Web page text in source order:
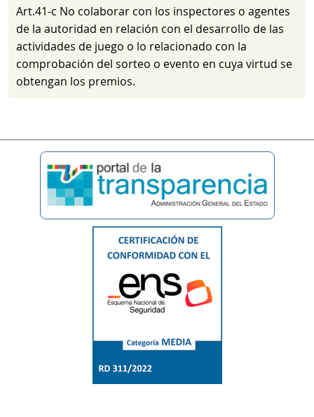
Art.41-c No colaborar con los inspectores o agentes
de la autoridad en relación con el desarrollo de las
actividades de juego o lo relacionado con la
comprobación del sorteo o evento en cuya virtud se
obtengan los premios.